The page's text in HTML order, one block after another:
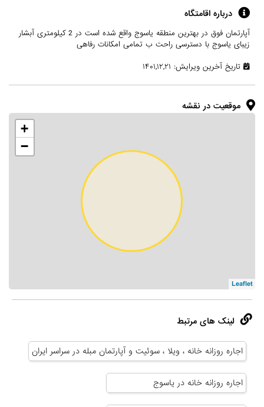
درباره اقامتگاه
آپارتمان فوق در بهترین منطقه یاسوج واقع شده است در 2 کیلومتری آبشار
زیبای یاسوج با دسترسی راحت ب تمامی امکانات رفاهی
تاریخ آخرین ویرایش: ۱۴۰۱,۱۲,۲۱
موقعیت در نقشه
+
−
Leaflet
لینک های مرتبط
اجاره روزانه خانه ، ویلا ، سوئیت و آپارتمان مبله در سراسر ایران
اجاره روزانه خانه در یاسوج